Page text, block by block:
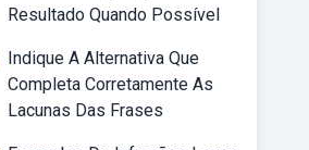
Resultado Quando Possível
Indique A Alternativa Que
Completa Corretamente As
Lacunas Das Frases